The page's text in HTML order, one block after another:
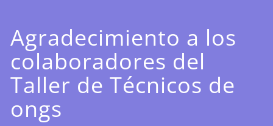
Agradecimiento a los
colaboradores del
Taller de Técnicos de
ongs